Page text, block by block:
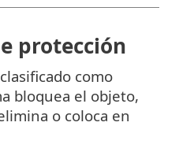
protección
como
bloquea el objeto,
o coloca en